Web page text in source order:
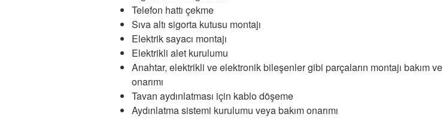
Telefon hattı çekme
Sıva altı sigorta kutusu montajı
Elektrik sayacı montajı
Elektrikli alet kurulumu
Anahtar, elektrikli ve elektronik bileşenler gibi parçaların montajı bakım ve
onarımı
Tavan aydınlatması için kablo döşeme
Aydınlatma sistemi kurulumu veya bakım onarımı